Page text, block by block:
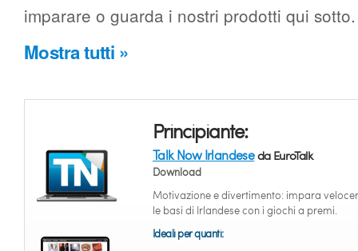
imparare o guarda i nostri prodotti qui sotto.
Mostra tutti »
Principiante:
Talk Now Irlandeseda EuroTalk
Download
Motivazione e divertimento: impara
le basi di Irlandese con i giochi a premi.
Ideali per quanti: